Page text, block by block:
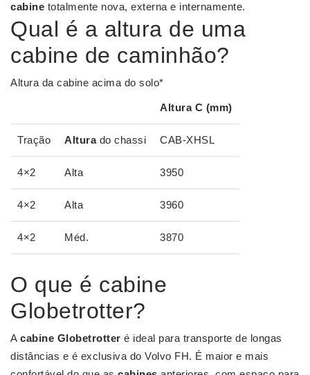
cabine totalmente nova, externa e internamente.
Qual é a altura de uma
cabine de caminhão?
Altura da cabine acima do solo*
AlturaC (mm)
Tração Alturado chassi CAB-XHSL
4×2 Alta 3950
4×2 Alta 3960
4×2 Méd. 3870
O que é cabine
Globetrotter?
A cabine Globetrotter é ideal para transporte de longas
distâncias e é exclusiva do Volvo FH. É maior e mais